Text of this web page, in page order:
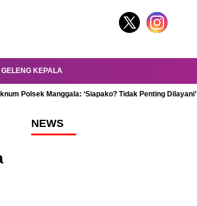
GELENG KEPALA
Polsek Manggala: ‘Siapako? Tidak Penting Dilayani’
NEWS